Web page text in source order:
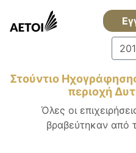
Στούντιο
περιοχή
Όλες οι
βραβεύτηκαν από